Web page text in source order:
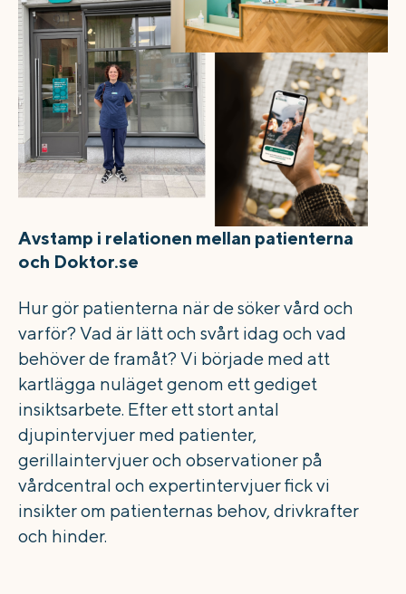
Avstamp i relationen mellan patienterna
och Doktor.se
Hur gör patienterna när de söker vård och
varför? Vad är lätt och svårt idag och vad
behöver de framåt? Vi började med att
kartlägga nuläget genom ett gediget
insiktsarbete. Efter ett stort antal
djupintervjuer med patienter,
gerillaintervjuer och observationer på
vårdcentral och expertintervjuer fick vi
insikter om patienternas behov, drivkrafter
och hinder.